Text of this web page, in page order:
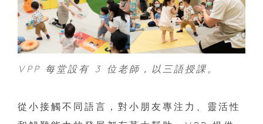
VPP 每堂設有 3 位老師，以三語授課。
從小接觸不同語言，對小朋友專注力、靈活性